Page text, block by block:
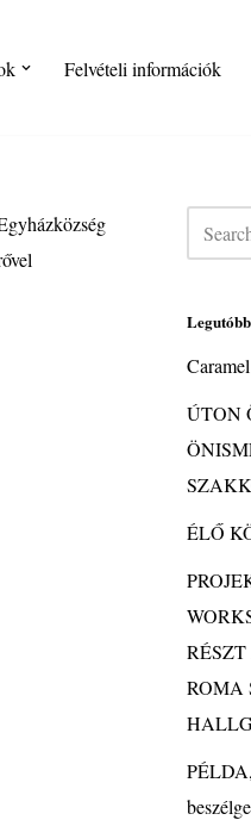
Felvételi információk
ÚTON
ÉLŐ
ROMA